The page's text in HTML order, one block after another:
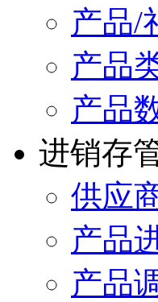
产品/
产品
产品
进销存
供应
产品
产品